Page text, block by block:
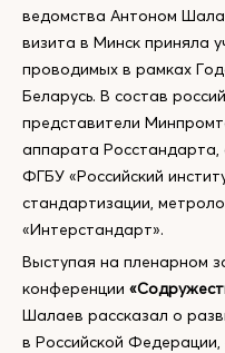
ведомства Антоном
визита в Минск приняла
проводимых в рамках
Беларусь. В состав
представители
аппарата
ФГБУ «Российский
стандартизации,
«Интерстандарт».
Выступая на пленарном
конференции
Шалаев рассказал о
в Российской Федерации,